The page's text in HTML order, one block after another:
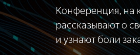
Конференция, на
рассказывают о
и узнают боли